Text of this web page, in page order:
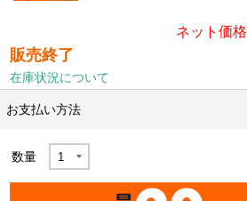
ネット価格
販売終了
在庫状況について
お支払い方法
数量